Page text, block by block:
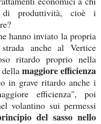
produttività, cioè i
hanno inviato la propria
anche al Vertice
ritardo proprio nella
maggiore efficienza
in grave ritardo anche i
efficienza", poi
volantino sui permessi
del sasso nello